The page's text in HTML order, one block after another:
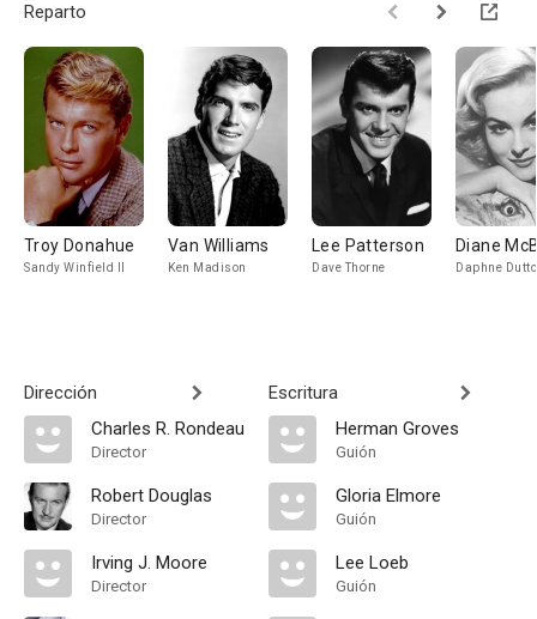
Reparto
Troy Donahue
Sandy Winfield II
Van Williams
Ken Madison
Lee Patterson
Dave Thorne
Diane
Daphne
Dirección
Charles R. Rondeau
Director
Robert Douglas
Director
Irving J. Moore
Director
Escritura
Herman Groves
Guión
Gloria Elmore
Guión
Lee Loeb
Guión